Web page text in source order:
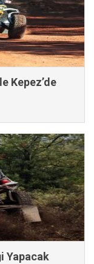
Kepez’de
Yapacak